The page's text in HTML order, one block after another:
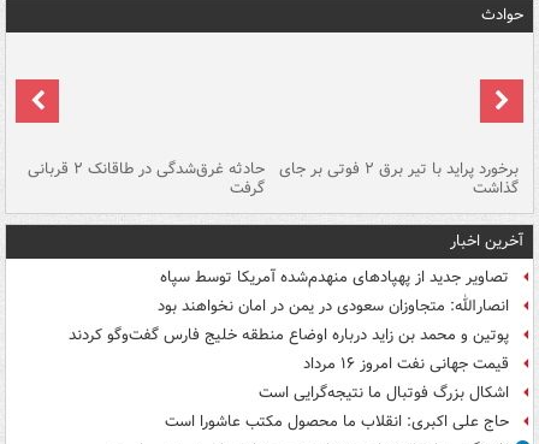
حوادث
برخورد پراید با تیر برق ۲ فوتی بر جای
گذاشت
حادثه غرق‌شدگی در طاقانک ۲ قربانی
گرفت
آخرین اخبار
تصاویر جدید از پهپادهای منهدم‌شده آمریکا توسط سپاه
انصارالله: متجاوزان سعودی در یمن در امان نخواهند بود
پوتین و محمد بن زاید درباره اوضاع منطقه خلیج فارس گفت‌وگو کردند
قیمت جهانی نفت امروز ۱۶ مرداد
اشکال بزرگ فوتبال ما نتیجه‌گرایی است
حاج علی اکبری: انقلاب ما محصول مکتب عاشورا است